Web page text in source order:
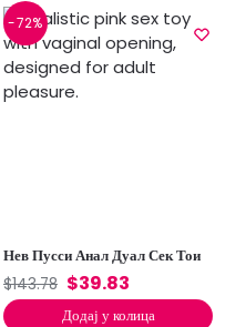
-72%
Нев Пусси Анал Дуал Сек Тои
$143.78 $39.83
Додај у колица